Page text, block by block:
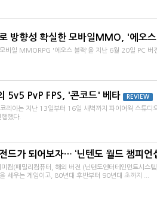
방향성 확실한 모바일MMO, '에오
바일 MMORPG '에오스 블랙'을 지난 6월 20일 PC 버
5v5 PvP FPS, '콘코드' 베타 REVIEW
리아는 지난 13일부터 16일 새벽까지 파이어웍 스튜디
했다.
드가 되어보자… ‘닌텐도 월드 챔피언
컴(패밀리컴퓨터, 해외 버전 (닌텐도엔터테인먼트시스
세우는 게임이고, 80년대 후반부터 90년대 초까지 ...